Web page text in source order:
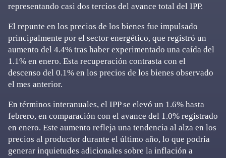
representando casi dos tercios del avance total del IPP.
El repunte en los precios de los bienes fue impulsado
principalmente por el sector energético, que registró un
aumento del 4.4% tras haber experimentado una caída del
1.1% en enero. Esta recuperación contrasta con el
descenso del 0.1% en los precios de los bienes observado
el mes anterior.
En términos interanuales, el IPP se elevó un 1.6% hasta
febrero, en comparación con el avance del 1.0% registrado
en enero. Este aumento refleja una tendencia al alza en los
precios al productor durante el último año, lo que podría
generar inquietudes adicionales sobre la inflación a